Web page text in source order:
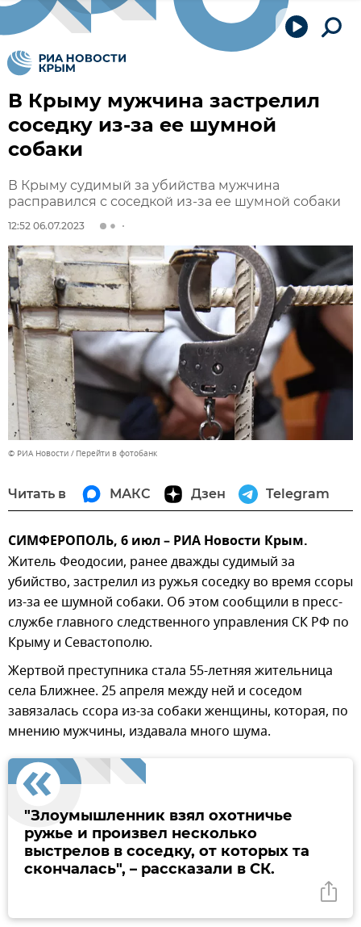
В Крыму мужчина застрелил
соседку из-за ее шумной
собаки
В Крыму судимый за убийства мужчина
расправился с соседкой из-за ее шумной собаки
12:52 06.07.2023
© РИА Новости Перейти в фотобанк
Читать в МАКС Дзен Telegram
СИМФЕРОПОЛЬ, 6 июл – РИА Новости Крым.
Житель Феодосии, ранее дважды судимый за
убийство, застрелил из ружья соседку во время ссоры
из-за ее шумной собаки. Об этом сообщили в пресс-
службе главного следственного управления СК РФ по
Крыму и Севастополю.
Жертвой преступника стала 55-летняя жительница
села Ближнее. 25 апреля между ней и соседом
завязалась ссора из-за собаки женщины, которая, по
мнению мужчины, издавала много шума.
"Злоумышленник взял охотничье
ружье и произвел несколько
выстрелов в соседку, от которых та
скончалась", – рассказали в СК.